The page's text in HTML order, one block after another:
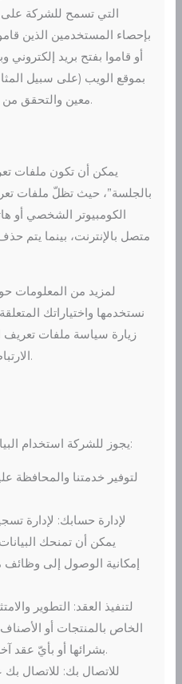
بإحصاء المستخدمين الذين
أو قاموا بفتح بريد
بموقع الويب (على سبيل
معين والتحقق من سلامة النظام والخادم).
يمكن أن تكون ملفات
بالجلسة”، حيث تظلّ ملفات
الكومبيوتر الشخصي أو
متصل بالإنترنت، بينما يتم
لمزيد من المعلومات
نستخدمها واختياراتك
زيارة سياسة ملفات تعريف
الارتباط في سياسة الخصوصية لدينا.
يجوز للشركة استخدام البيانات الشخصية للأغراض التالية:
لتوفير خدمتنا والمحافظة
لإدارة حسابك: لإدارة
يمكن أن تمنحك
إمكانية الوصول إلى وظائف
لتنفيذ العقد: التطوير
الخاص بالمنتجات أو
بشرائها أو بأيّ عقد آخر معنا من خلال الخدمة.
للاتصال بك: للاتصال بك